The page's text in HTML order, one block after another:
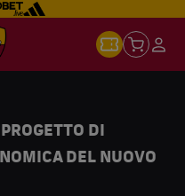
DI
DEL NUOVO